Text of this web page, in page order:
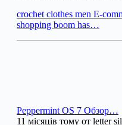
crochet clothes men E-
shopping boom has…
Peppermint OS 7 Обзор…
11 місяців тому от letter